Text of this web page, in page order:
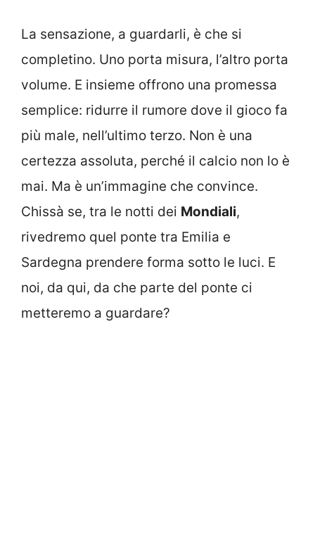
La sensazione, a guardarli, è che si
completino. Uno porta misura, l’altro porta
volume. E insieme offrono una promessa
semplice: ridurre il rumore dove il gioco fa
più male, nell’ultimo terzo. Non è una
certezza assoluta, perché il calcio non lo è
mai. Ma è un’immagine che convince.
Chissà se, tra le notti dei Mondiali,
rivedremo quel ponte tra Emilia e
Sardegna prendere forma sotto le luci. E
noi, da qui, da che parte del ponte ci
metteremo a guardare?